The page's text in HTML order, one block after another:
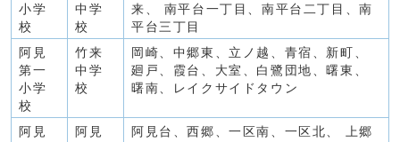
小学
校
中学
校
来、 南平台一丁目、南平台二丁目、南
平台三丁目
阿見
第一
小学
校
竹来
中学
校
岡崎、中郷東、立ノ越、青宿、新町、
廻戸、霞台、大室、白鷺団地、曙東、
曙南、レイクサイドタウン
阿見
阿見
阿見台、西郷、一区南、一区北、 上郷